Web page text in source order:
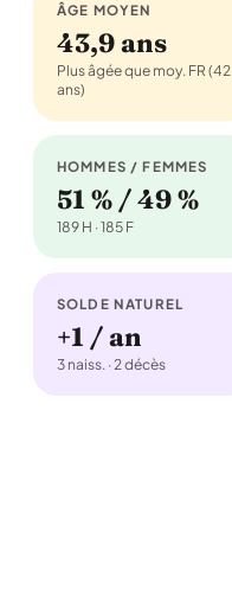
ÂGE MOYEN
43,9 ans
Plus âgée que moy. FR (42
ans)
HOMMES / FEMMES
51 % / 49 %
189 H · 185 F
SOLDE NATUREL
+1 / an
3 naiss. · 2 décès